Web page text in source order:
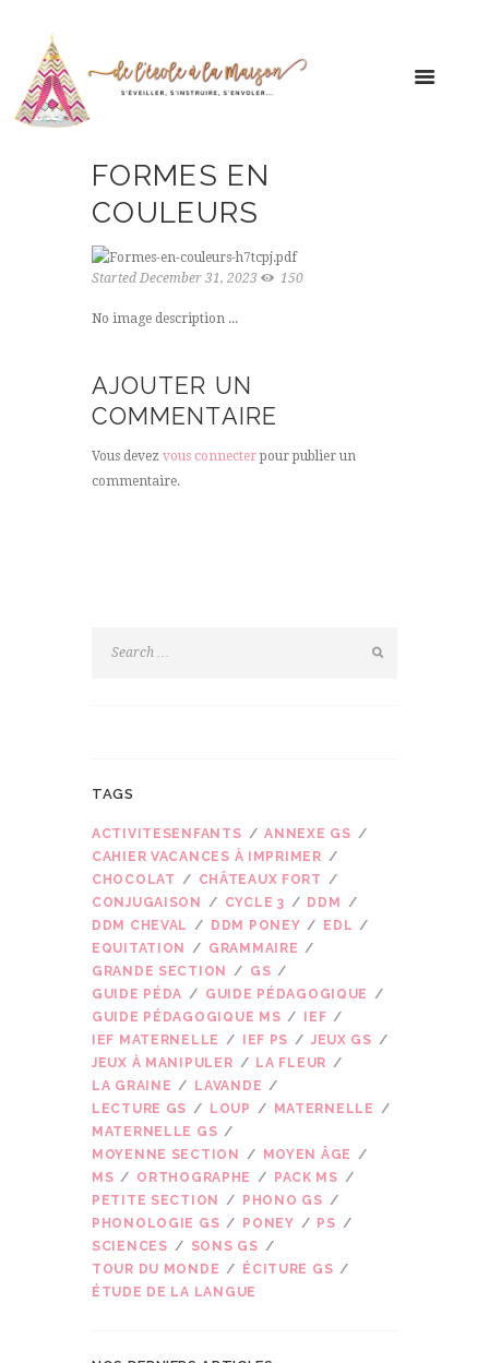
FORMES EN
COULEURS
Started December 31, 2023 150
No image description ...
AJOUTER UN
COMMENTAIRE
Vous devez vous connecterpour publier un
commentaire.
TAGS
ACTIVITESENFANTS
ANNEXE GS
CAHIER VACANCES À IMPRIMER
CHOCOLAT
CHÂTEAUX FORT
CONJUGAISON
CYCLE 3
DDM
DDM CHEVAL
DDM PONEY
EDL
EQUITATION
GRAMMAIRE
GRANDE SECTION
GS
GUIDE PÉDA
GUIDE PÉDAGOGIQUE
GUIDE PÉDAGOGIQUE MS
IEF
IEF MATERNELLE
IEF PS
JEUX GS
JEUX À MANIPULER
LA FLEUR
LA GRAINE
LAVANDE
LECTURE GS
LOUP
MATERNELLE
MATERNELLE GS
MOYENNE SECTION
MOYEN ÂGE
MS
ORTHOGRAPHE
PACK MS
PETITE SECTION
PHONO GS
PHONOLOGIE GS
PONEY
PS
SCIENCES
SONS GS
TOUR DU MONDE
ÉCITURE GS
ÉTUDE DE LA LANGUE